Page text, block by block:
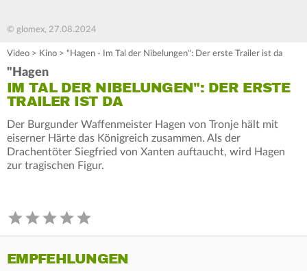
© glomex, 27.08.2024
Video > Kino > "Hagen - Im Tal der Nibelungen": Der erste Trailer ist da
"Hagen
IM TAL DER NIBELUNGEN": DER ERSTE
TRAILER IST DA
Der Burgunder Waffenmeister Hagen von Tronje hält mit
eiserner Härte das Königreich zusammen. Als der
Drachentöter Siegfried von Xanten auftaucht, wird Hagen
zur tragischen Figur.
EMPFEHLUNGEN